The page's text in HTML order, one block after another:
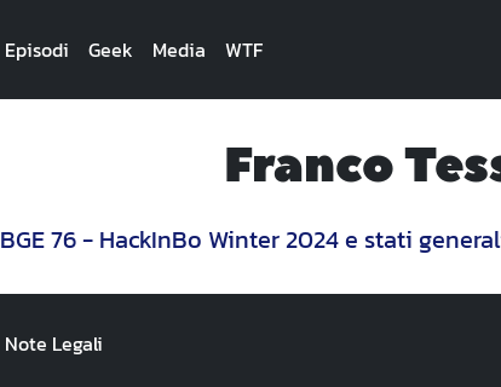
Episodi Geek Media WTF
Franco
BGE 76 - HackInBo Winter 2024 e stati
Note Legali